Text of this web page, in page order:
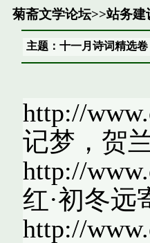
菊斋文学论坛>>站务建
主题：十一月诗词精选卷
http://
记梦，贺
http://
红·初冬远
http://